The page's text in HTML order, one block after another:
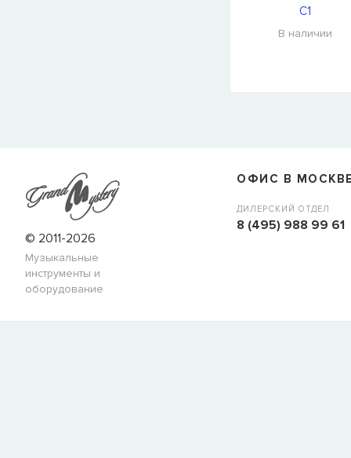
C1
В наличии
наличии, но вы можете оставить заявку и мы сообщим
когда товар можно будет купить.
Имя
E-mail
© 2011-2026
Музыкальные
инструменты и
оборудование
ОФИС В
ДИЛЕРСКИЙ ОТДЕЛ
8 (495) 988 99 61